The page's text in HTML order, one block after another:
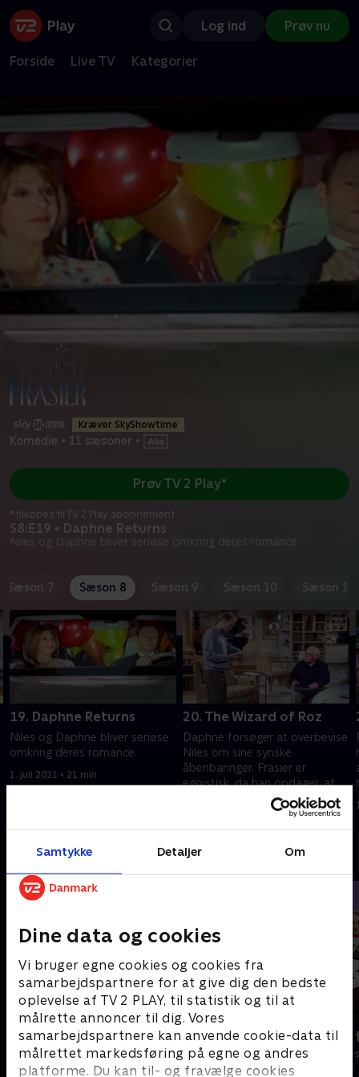
Samtykke Detaljer Om
Dine data og cookies
Vi bruger egne cookies og cookies fra
samarbejdspartnere for at give dig den bedste
oplevelse af TV 2 PLAY, til statistik og til at
målrette annoncer til dig. Vores
samarbejdspartnere kan anvende cookie-data til
målrettet markedsføring på egne og andres
platforme. Du kan til- og fravælge cookies
Log ind Prøv nu
Forside Live TV Kategorier
Kræver SkyShowtime
Komedie • 11 sæsoner •
S8:E19 • Daphne Returns
Niles og Daphne bliver seriøse omkring deres romance.
Prøv TV 2 Play*
*tilkøbes til TV 2 Play abonnement
Sæson 7 Sæson 8 Sæson 9 Sæson 10 Sæson 11
19. Daphne Returns
Niles og Daphne bliver seriøse
omkring deres romance.
1. juli 2021 • 21 min
20. The Wizard of Roz
Daphne forsøger at overbevise
Niles om sine synske
åbenbaringer. Frasier er
egoistisk, da han opdager, at
Roz har en affære med hans
Andre så også
Robssons (dansk tale)
Komedie • 1 sæsoner
Bert (dansk
Komedie • 1